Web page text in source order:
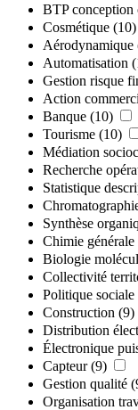
BTP conception
Cosmétique (10)
Aérodynamique
Automatisation
Gestion risque
Action
Banque (10)
Tourisme (10)
Médiation
Recherche
Statistique
Synthèse
Chimie générale
Biologie
Collectivité
Politique sociale
Construction (9)
Distribution
Électronique
Capteur (9)
Gestion qualité
Organisation